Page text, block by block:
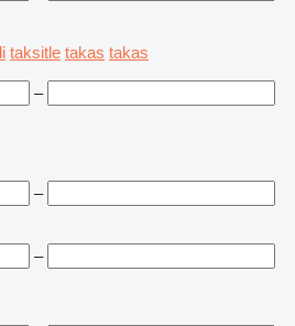
taksitle takas takas
–
–
–